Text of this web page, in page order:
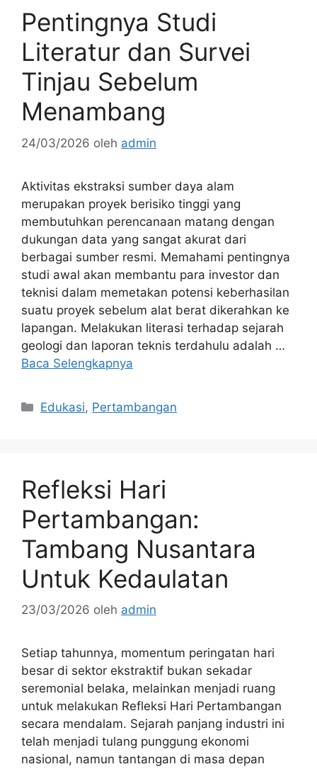
Pentingnya Studi
Literatur dan Survei
Tinjau Sebelum
Menambang
24/03/2026 oleh admin
Aktivitas ekstraksi sumber daya alam
merupakan proyek berisiko tinggi yang
membutuhkan perencanaan matang dengan
dukungan data yang sangat akurat dari
berbagai sumber resmi. Memahami pentingnya
studi awal akan membantu para investor dan
teknisi dalam memetakan potensi keberhasilan
suatu proyek sebelum alat berat dikerahkan ke
lapangan. Melakukan literasi terhadap sejarah
geologi dan laporan teknis terdahulu adalah …
Baca Selengkapnya
Kategori
Edukasi, Pertambangan
Refleksi Hari
Pertambangan:
Tambang Nusantara
Untuk Kedaulatan
23/03/2026 oleh admin
Setiap tahunnya, momentum peringatan hari
besar di sektor ekstraktif bukan sekadar
seremonial belaka, melainkan menjadi ruang
untuk melakukan Refleksi Hari Pertambangan
secara mendalam. Sejarah panjang industri ini
telah menjadi tulang punggung ekonomi
nasional, namun tantangan di masa depan